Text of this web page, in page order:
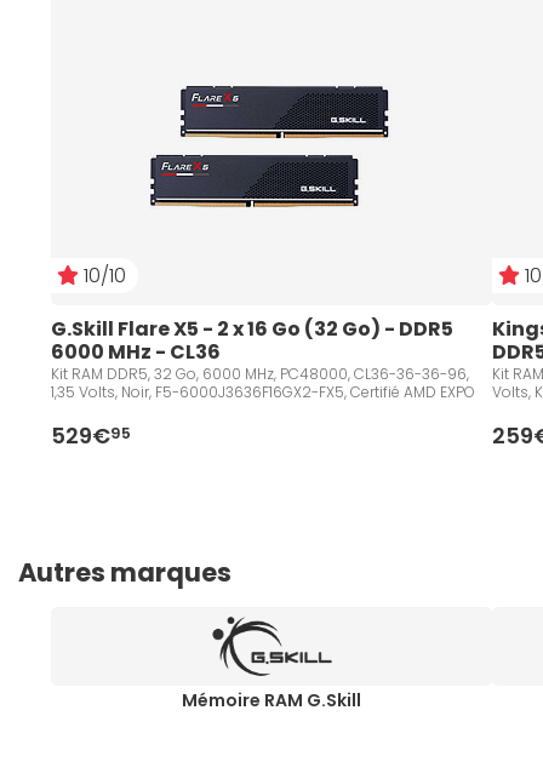
10/10
G.Skill Flare X5 - 2 x 16 Go (32 Go) - DDR5
6000 MHz - CL36
Kit RAM DDR5, 32 Go, 6000 MHz, PC48000, CL36-36-36-96,
1,35 Volts, Noir, F5-6000J3636F16GX2-FX5, Certifié AMD EXPO
529€95
Kit
Volts,
Autres marques
Mémoire RAM G.Skill